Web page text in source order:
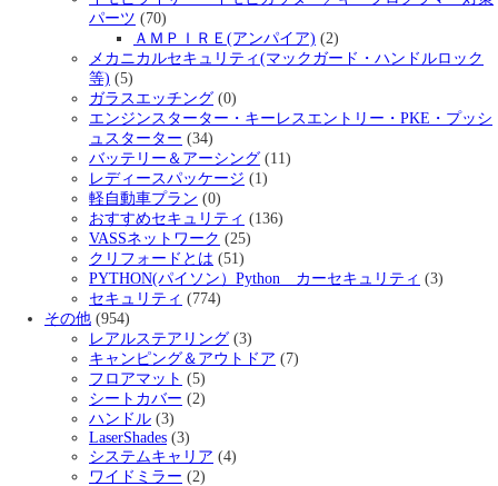
パーツ (70)
ＡＭＰＩＲＥ(アンパイア) (2)
メカニカルセキュリティ(マックガード・ハンドルロック
等) (5)
ガラスエッチング (0)
エンジンスターター・キーレスエントリー・PKE・プッシ
ュスターター (34)
バッテリー＆アーシング (11)
レディースパッケージ (1)
軽自動車プラン (0)
おすすめセキュリティ (136)
VASSネットワーク (25)
クリフォードとは (51)
PYTHON(パイソン）Python カーセキュリティ (3)
セキュリティ (774)
その他 (954)
レアルステアリング (3)
キャンピング＆アウトドア (7)
フロアマット (5)
シートカバー (2)
ハンドル (3)
LaserShades (3)
システムキャリア (4)
ワイドミラー (2)